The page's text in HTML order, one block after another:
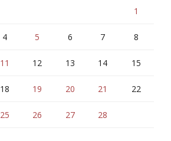
1
4 5 6 7 8
11 12 13 14 15
18 19 20 21 22
25 26 27
28